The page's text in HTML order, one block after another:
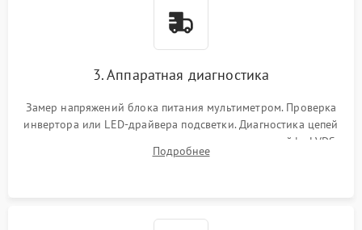
3. Аппаратная диагностика
Замер напряжений блока питания мультиметром. Проверка
инвертора или LED-драйвера подсветки. Диагностика цепей
питания скалера и тестирование сигналов на шлейфе LVDS
Подробнее